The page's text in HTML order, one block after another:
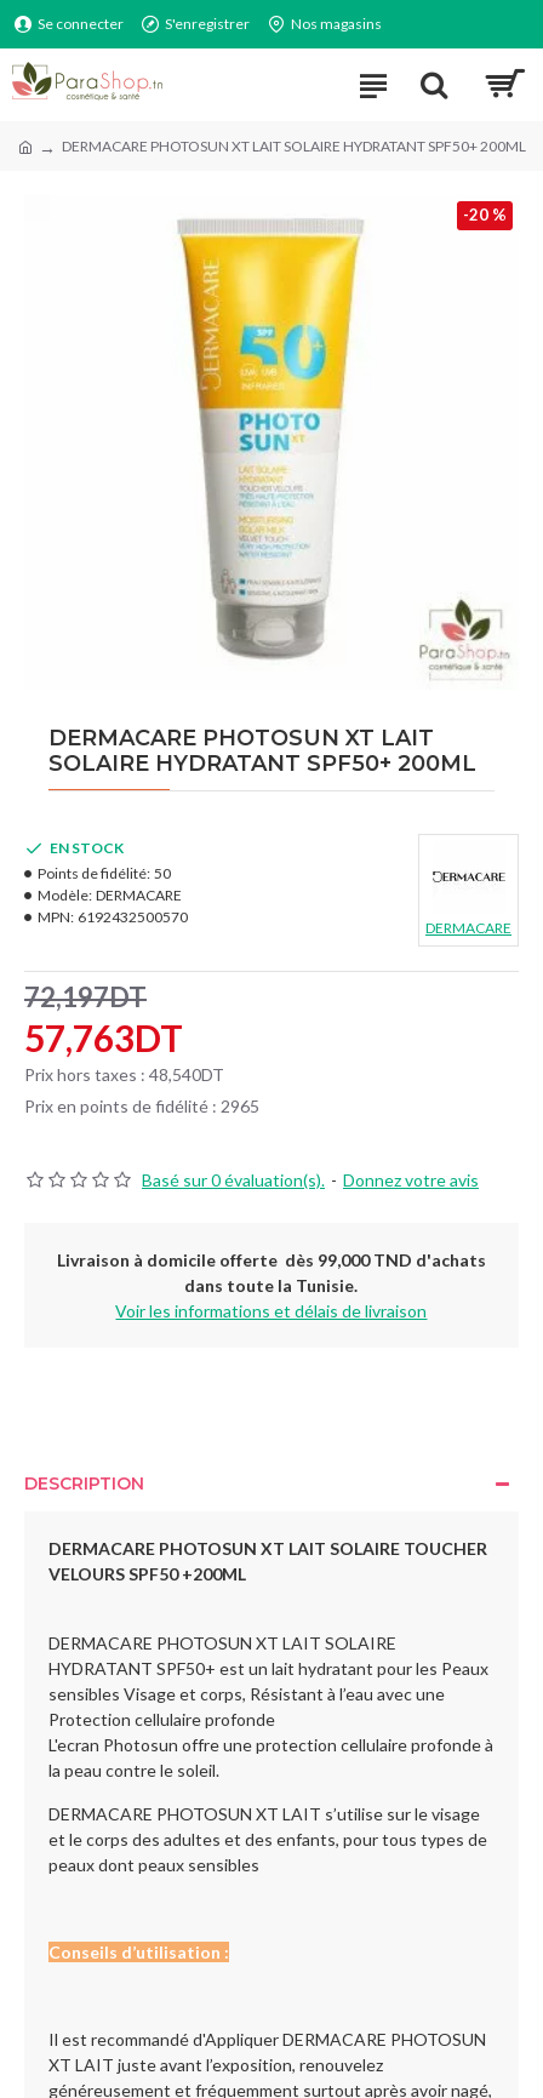
Se connecter S'enregistrer Nos magasins
DERMACARE PHOTOSUN XT LAIT SOLAIRE HYDRATANT SPF50+ 200ML
-20 %
DERMACARE PHOTOSUN XT LAIT
SOLAIRE HYDRATANT SPF50+ 200ML
Basé sur 0 évaluation(s). - Donnez votre avis
57,763DT
72,197DT
Prix hors taxes : 48,540DT
Prix en points de fidélité : 2965
EN STOCK
Points de fidélité: 50
Modèle: DERMACARE
MPN: 6192432500570
DERMACARE
Livraison à domicile offerte dès 99,000 TND d'achats
dans toute la Tunisie.
Voir les informations et délais de livraison
DESCRIPTION
DERMACARE PHOTOSUN XT LAIT SOLAIRE TOUCHER
VELOURS SPF50 +200ML
DERMACARE PHOTOSUN XT LAIT SOLAIRE
HYDRATANT SPF50+ est un lait hydratant pour les Peaux
sensibles Visage et corps, Résistant à l’eau avec une
Protection cellulaire profonde
L'ecran Photosun offre une protection cellulaire profonde à
la peau contre le soleil.
DERMACARE PHOTOSUN XT LAIT s’utilise sur le visage
et le corps des adultes et des enfants, pour tous types de
peaux dont peaux sensibles
Conseils d’utilisation :
Il est recommandé d'Appliquer DERMACARE PHOTOSUN
XT LAIT juste avant l’exposition, renouvelez
généreusement et fréquemment surtout après avoir nagé,